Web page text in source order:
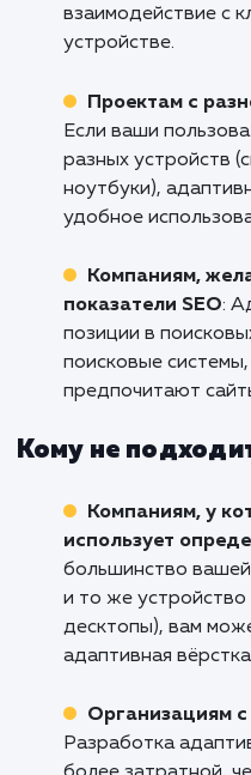
онлайн-
эффективность
Начните
вёрстки с нашим
потребности и
Кому
Если ваш бизнес
зависит от
вёрстка
взаимодействие
устройстве.
Если ваши
разных